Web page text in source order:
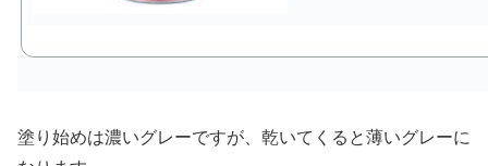
塗り始めは濃いグレーですが、乾いてくると薄いグレーに